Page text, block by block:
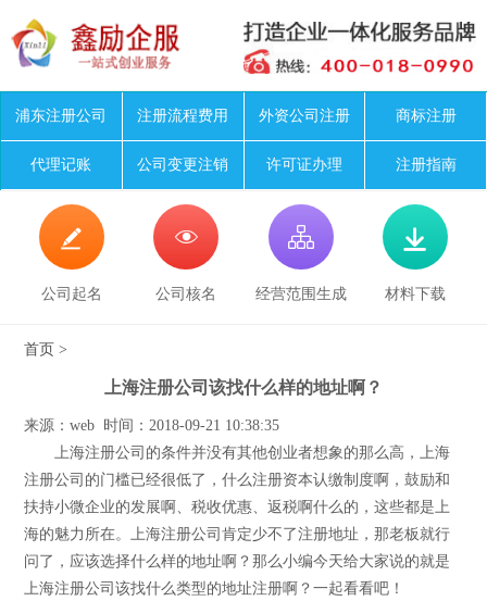
浦东注册公司 注册流程费用 外资公司注册 商标注册
代理记账 公司变更注销 许可证办理 注册指南

公司起名

公司核名

经营范围生成

材料下载
首页 >
上海注册公司该找什么样的地址啊？
来源：web 时间：2018-09-21 10:38:35
上海注册公司的条件并没有其他创业者想象的那么高，上海
注册公司的门槛已经很低了，什么注册资本认缴制度啊，鼓励和
扶持小微企业的发展啊、税收优惠、返税啊什么的，这些都是上
海的魅力所在。上海注册公司肯定少不了注册地址，那老板就行
问了，应该选择什么样的地址啊？那么小编今天给大家说的就是
上海注册公司该找什么类型的地址注册啊？一起看看吧！